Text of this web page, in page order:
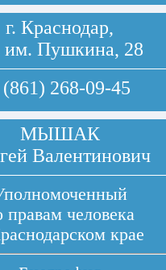
г. Краснодар,
им. Пушкина, 28
(861) 268-09-45
МЫШАК
Валентинович
правам человека
крае